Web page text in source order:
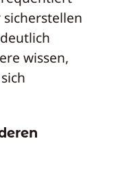
wissen,